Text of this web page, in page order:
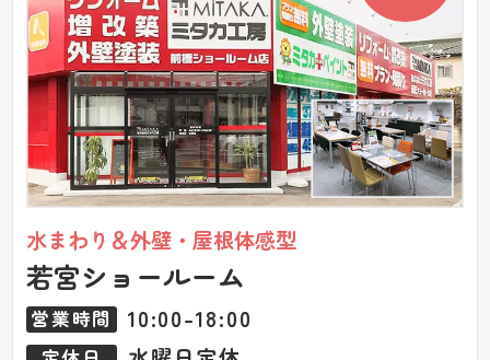
水まわり＆外壁・屋根体感型
若宮ショールーム
営業時間 10:00-18:00